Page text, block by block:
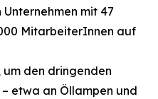
mit 47
MitarbeiterInnen auf
den dringenden
etwa an Öllampen und